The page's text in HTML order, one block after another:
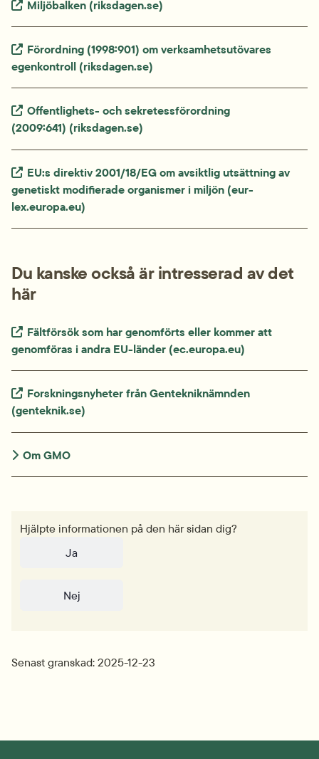
Extern länk.
Miljöbalken (riksdagen.se)
Extern länk.
Förordning (1998:901) om verksamhetsutövares
egenkontroll (riksdagen.se)
Extern länk.
Offentlighets- och sekretessförordning
(2009:641) (riksdagen.se)
Extern länk.
EU:s direktiv 2001/18/EG om avsiktlig utsättning av
genetiskt modifierade organismer i miljön (eur-
lex.europa.eu)
Du kanske också är intresserad av det
här
Extern länk.
Fältförsök som har genomförts eller kommer att
genomföras i andra EU-länder (ec.europa.eu)
Extern länk.
Forskningsnyheter från Gentekniknämnden
(genteknik.se)
Om GMO
Hjälpte informationen på den här sidan dig?
Ja
Nej
Senast granskad: 2025-12-23